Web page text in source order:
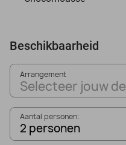
Beschikbaarheid
Arrangement
Selecteer jouw
Aantal personen:
2 personen